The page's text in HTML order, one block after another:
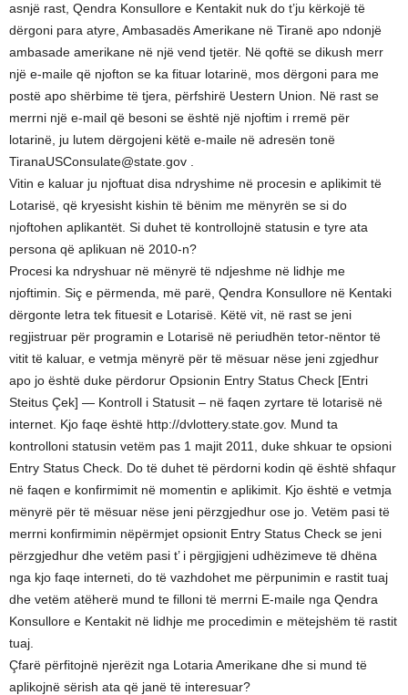
asnjë rast, Qendra Konsullore e Kentakit nuk do t’ju kërkojë të
dërgoni para atyre, Ambasadës Amerikane në Tiranë apo ndonjë
ambasade amerikane në një vend tjetër. Në qoftë se dikush merr
një e-maile që njofton se ka fituar lotarinë, mos dërgoni para me
postë apo shërbime të tjera, përfshirë Uestern Union. Në rast se
merrni një e-mail që besoni se është një njoftim i rremë për
lotarinë, ju lutem dërgojeni këtë e-maile në adresën tonë
TiranaUSConsulate@state.gov .
Vitin e kaluar ju njoftuat disa ndryshime në procesin e aplikimit të
Lotarisë, që kryesisht kishin të bënim me mënyrën se si do
njoftohen aplikantët. Si duhet të kontrollojnë statusin e tyre ata
persona që aplikuan në 2010-n?
Procesi ka ndryshuar në mënyrë të ndjeshme në lidhje me
njoftimin. Siç e përmenda, më parë, Qendra Konsullore në Kentaki
dërgonte letra tek fituesit e Lotarisë. Këtë vit, në rast se jeni
regjistruar për programin e Lotarisë në periudhën tetor-nëntor të
vitit të kaluar, e vetmja mënyrë për të mësuar nëse jeni zgjedhur
apo jo është duke përdorur Opsionin Entry Status Check [Entri
Steitus Çek] — Kontroll i Statusit – në faqen zyrtare të lotarisë në
internet. Kjo faqe është http://dvlottery.state.gov. Mund ta
kontrolloni statusin vetëm pas 1 majit 2011, duke shkuar te opsioni
Entry Status Check. Do të duhet të përdorni kodin që është shfaqur
në faqen e konfirmimit në momentin e aplikimit. Kjo është e vetmja
mënyrë për të mësuar nëse jeni përzgjedhur ose jo. Vetëm pasi të
merrni konfirmimin nëpërmjet opsionit Entry Status Check se jeni
përzgjedhur dhe vetëm pasi t’ i përgjigjeni udhëzimeve të dhëna
nga kjo faqe interneti, do të vazhdohet me përpunimin e rastit tuaj
dhe vetëm atëherë mund te filloni të merrni E-maile nga Qendra
Konsullore e Kentakit në lidhje me procedimin e mëtejshëm të rastit
tuaj.
Çfarë përfitojnë njerëzit nga Lotaria Amerikane dhe si mund të
aplikojnë sërish ata që janë të interesuar?